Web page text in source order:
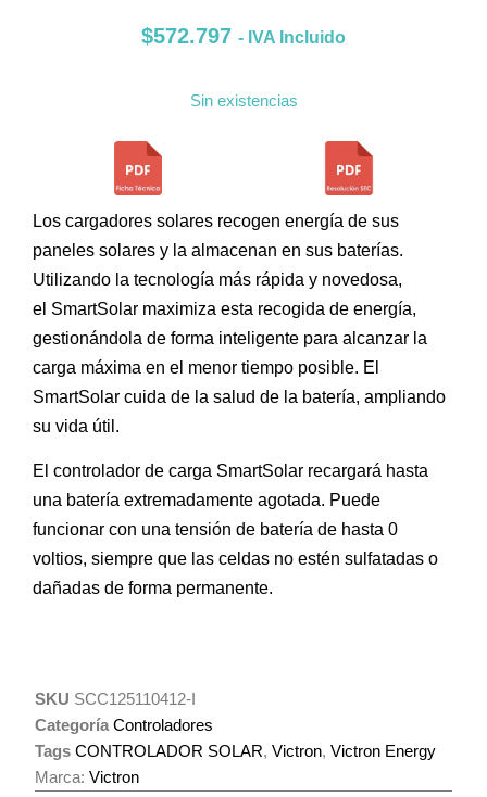
$572.797 - IVA Incluido
Sin existencias
Los cargadores solares recogen energía de sus
paneles solares y la almacenan en sus baterías.
Utilizando la tecnología más rápida y novedosa,
el SmartSolar maximiza esta recogida de energía,
gestionándola de forma inteligente para alcanzar la
carga máxima en el menor tiempo posible. El
SmartSolar cuida de la salud de la batería, ampliando
su vida útil.
El controlador de carga SmartSolar recargará hasta
una batería extremadamente agotada. Puede
funcionar con una tensión de batería de hasta 0
voltios, siempre que las celdas no estén sulfatadas o
dañadas de forma permanente.
SKU SCC125110412-I
Categoría Controladores
Tags CONTROLADOR SOLAR,Victron,Victron Energy
Marca:Victron